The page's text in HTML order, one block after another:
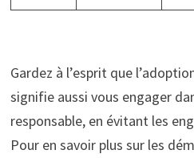
Gardez à l’esprit que
signifie aussi vous engager
responsable, en évitant les
Pour en savoir plus sur les